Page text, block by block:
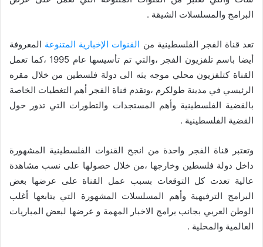
البرامج والمسلسلات الشيقة .
تعد قناة الفجر الفلسطينية من القنوات الإخبارية المتنوعة المعروفة
أيضا باسم تلفزيون الفجر ،والتي تم تأسيسها عام 1995 ،كما تعمل
القناة كتلفزيون محلي موجه بثه الى دولة فلسطين من خلال مقره
الرئيسي في مدينة طولكرم ،وتقدم قناة الفجر أهم التغطيات الخاصة
بالقضية الفلسطينية وأهم المستجدات والتطورات التي تدور حول
القضية الفلسطينية .
وتعتبر قناة الفجر واحدة من انجح القنوات الفلسطينية المشهورة
داخل دولة فلسطين وخارجها ،من خلال حصولها على نسب مشاهدة
عالية تعدت كل التوقعات بسبب عمل القناة على عرضها بعض
البرامج الترفيهية وأهم المسلسلات المشهورة التي يتابعها أغلب
الوطن العربي بجانب برامج الاخبار المهمة و عرضها لبعض المباريات
العالمية والمحلية .